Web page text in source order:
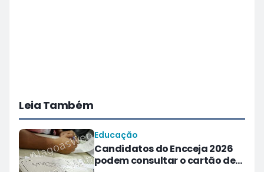
Leia Também
Educação
Candidatos do Encceja 2026
podem consultar o cartão de